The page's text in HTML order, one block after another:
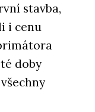
stavba,
i cenu
doby